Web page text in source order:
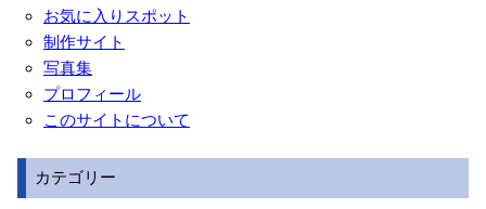
お気に入りスポット
制作サイト
写真集
プロフィール
このサイトについて
カテゴリー